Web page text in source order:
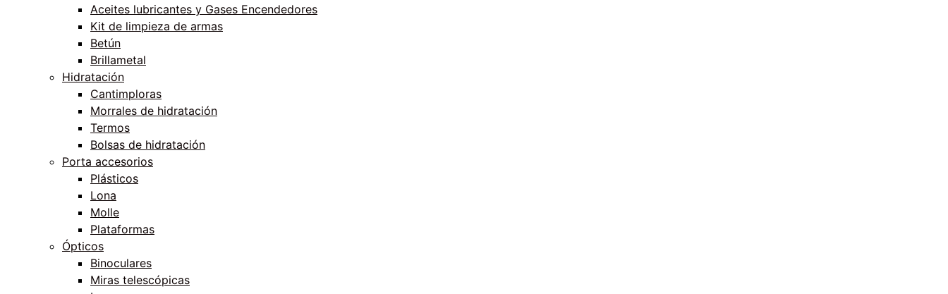
Aceites lubricantes y Gases Encendedores
Kit de limpieza de armas
Betún
Brillametal
Hidratación
Cantimploras
Morrales de hidratación
Termos
Bolsas de hidratación
Porta accesorios
Plásticos
Lona
Molle
Plataformas
Ópticos
Binoculares
Miras telescópicas